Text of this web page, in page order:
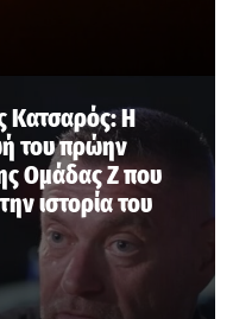
Κατσαρός: Η
του πρώην
Ομάδας Ζ που
ιστορία του